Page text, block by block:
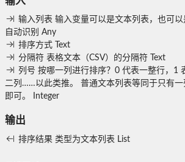
输入列表 输入变量可以是文本列表，也可
自动识别 Any
排序方式
Text
分隔符 表格文本（CSV）的分隔符
Text
列号 按哪一列进行排序？0 代表一整行，1
二列……以此类推。 普通文本列表等同于只有
即可。
Integer
输出
排序结果 类型为文本列表 List